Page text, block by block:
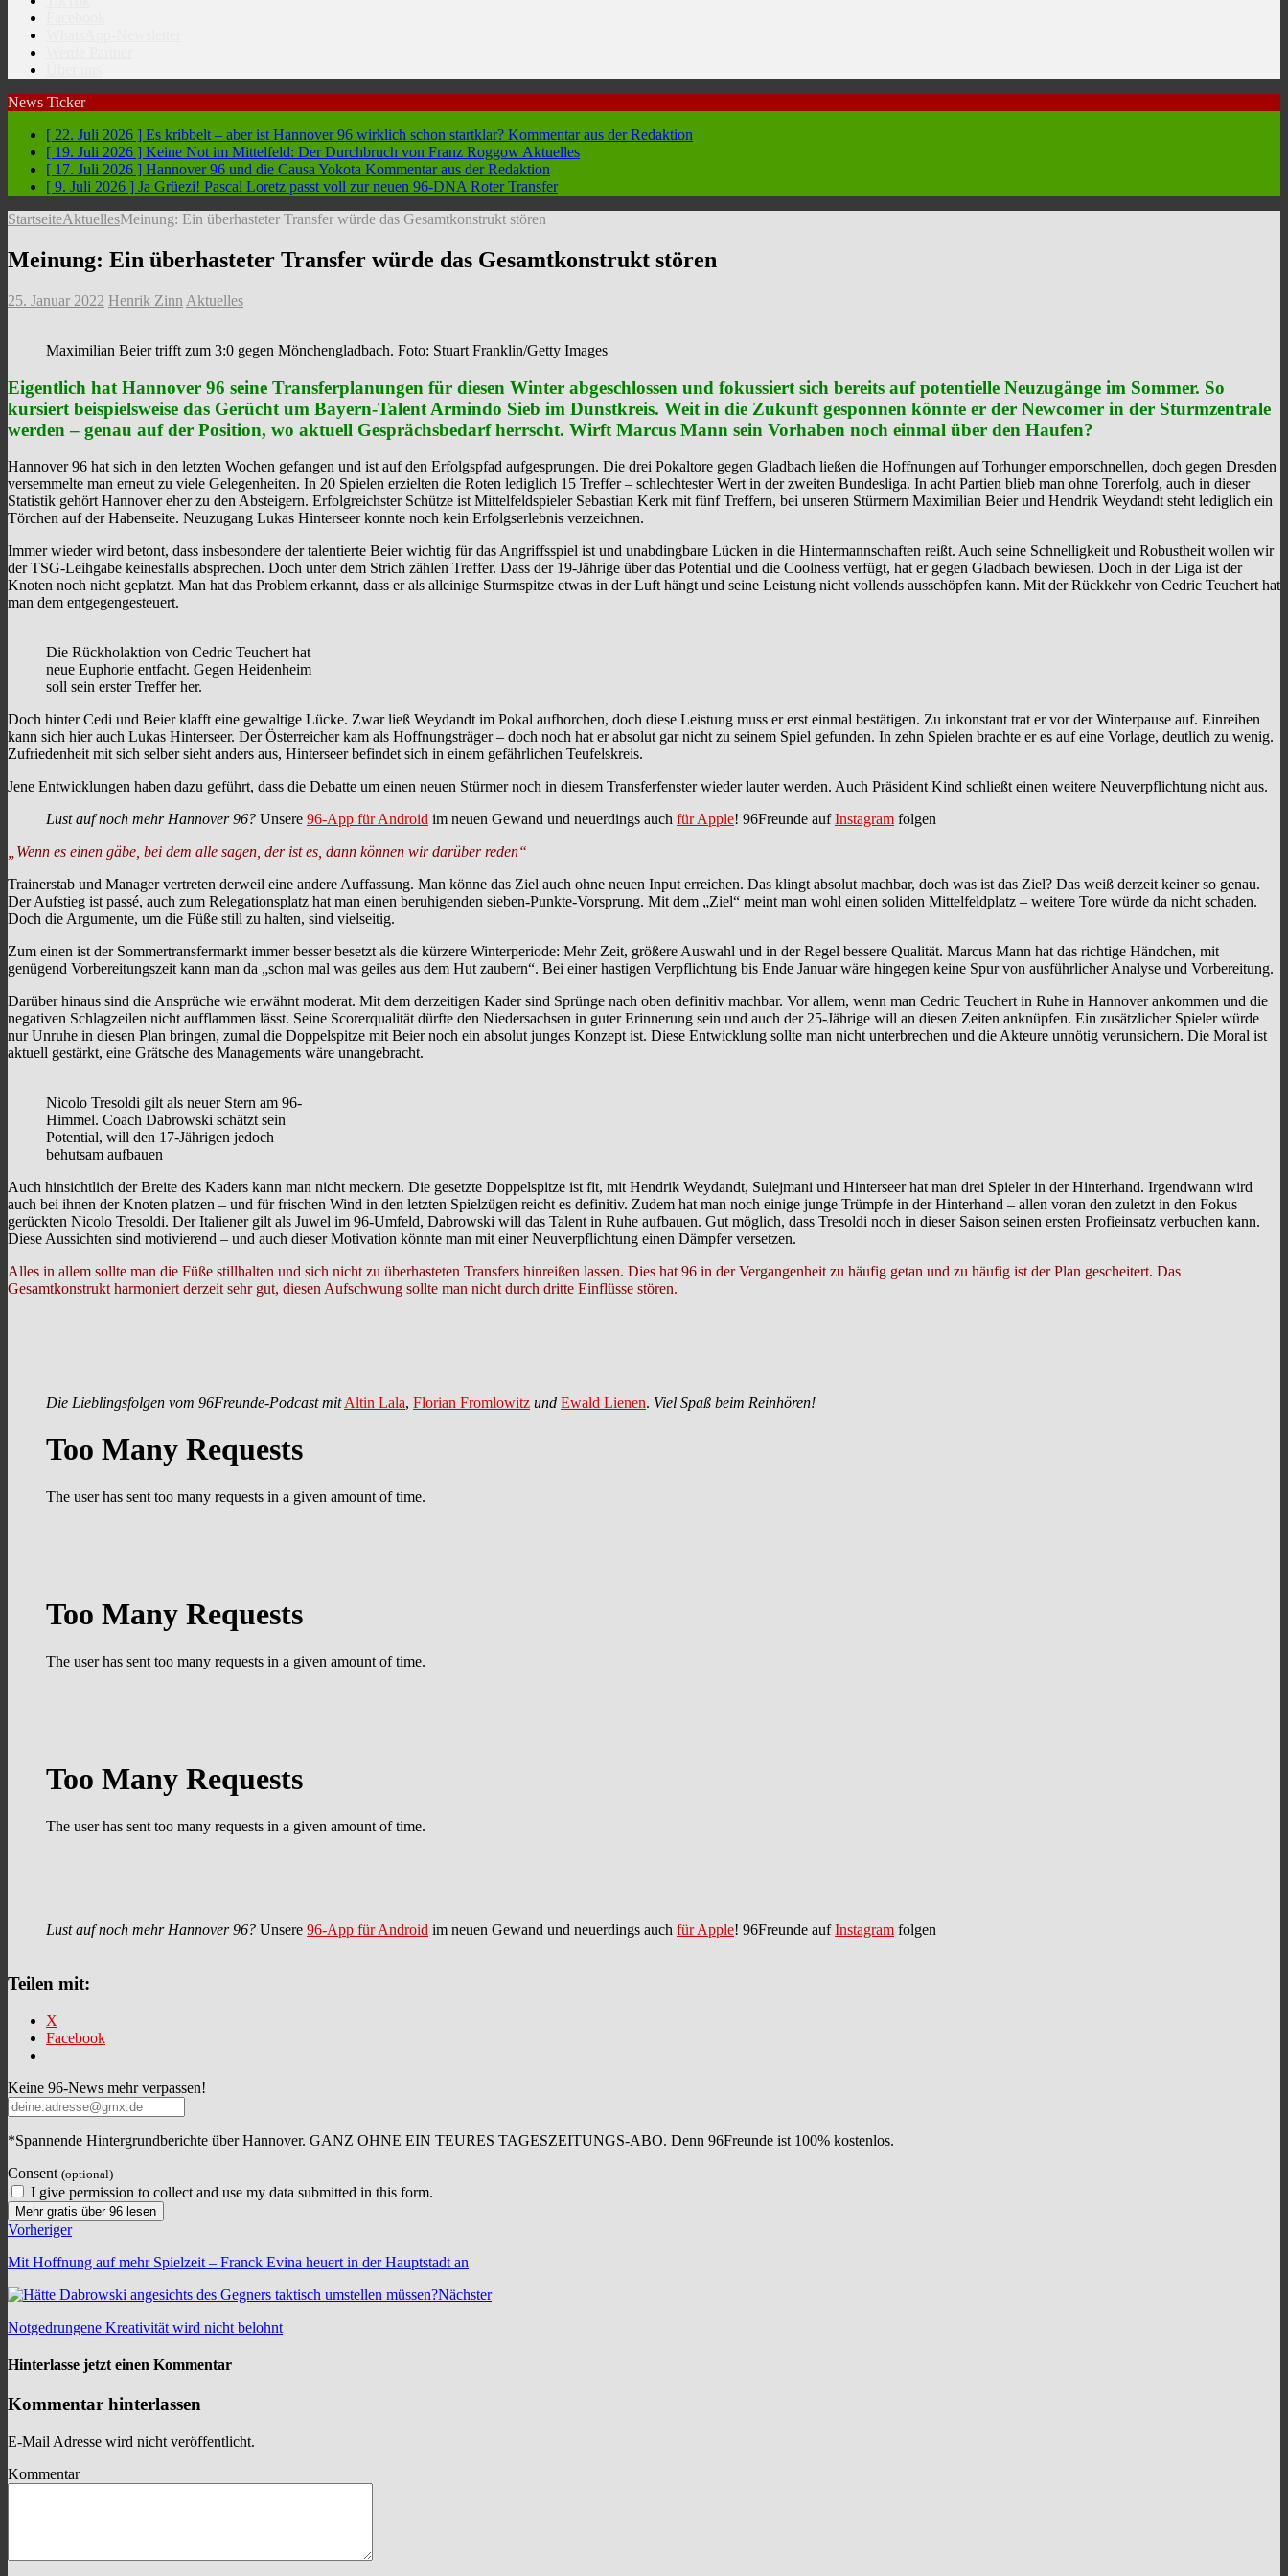
News Ticker
[ 22. Juli 2026 ] Es kribbelt – aber ist Hannover 96 wirklich schon startklar? Kommentar aus der Redaktion
[ 19. Juli 2026 ] Keine Not im Mittelfeld: Der Durchbruch von Franz Roggow Aktuelles
[ 17. Juli 2026 ] Hannover 96 und die Causa Yokota Kommentar aus der Redaktion
[ 9. Juli 2026 ] Ja Grüezi! Pascal Loretz passt voll zur neuen 96-DNA Roter Transfer
StartseiteAktuellesMeinung: Ein überhasteter Transfer würde das Gesamtkonstrukt stören
Meinung: Ein überhasteter Transfer würde das Gesamtkonstrukt stören
25. Januar 2022 Henrik Zinn Aktuelles
Maximilian Beier trifft zum 3:0 gegen Mönchengladbach. Foto: Stuart Franklin/Getty Images
Eigentlich hat Hannover 96 seine Transferplanungen für diesen Winter abgeschlossen und fokussiert sich bereits auf potentielle Neuzugänge im Sommer. So
kursiert beispielsweise das Gerücht um Bayern-Talent Armindo Sieb im Dunstkreis. Weit in die Zukunft gesponnen könnte er der Newcomer in der Sturmzentrale
werden – genau auf der Position, wo aktuell Gesprächsbedarf herrscht. Wirft Marcus Mann sein Vorhaben noch einmal über den Haufen?
Hannover 96 hat sich in den letzten Wochen gefangen und ist auf den Erfolgspfad aufgesprungen. Die drei Pokaltore gegen Gladbach ließen die Hoffnungen auf Torhunger emporschnellen, doch gegen Dresden
versemmelte man erneut zu viele Gelegenheiten. In 20 Spielen erzielten die Roten lediglich 15 Treffer – schlechtester Wert in der zweiten Bundesliga. In acht Partien blieb man ohne Torerfolg, auch in dieser
Statistik gehört Hannover eher zu den Absteigern. Erfolgreichster Schütze ist Mittelfeldspieler Sebastian Kerk mit fünf Treffern, bei unseren Stürmern Maximilian Beier und Hendrik Weydandt steht lediglich ein
Törchen auf der Habenseite. Neuzugang Lukas Hinterseer konnte noch kein Erfolgserlebnis verzeichnen.
Immer wieder wird betont, dass insbesondere der talentierte Beier wichtig für das Angriffsspiel ist und unabdingbare Lücken in die Hintermannschaften reißt. Auch seine Schnelligkeit und Robustheit wollen wir
der TSG-Leihgabe keinesfalls absprechen. Doch unter dem Strich zählen Treffer. Dass der 19-Jährige über das Potential und die Coolness verfügt, hat er gegen Gladbach bewiesen. Doch in der Liga ist der
Knoten noch nicht geplatzt. Man hat das Problem erkannt, dass er als alleinige Sturmspitze etwas in der Luft hängt und seine Leistung nicht vollends ausschöpfen kann. Mit der Rückkehr von Cedric Teuchert hat
man dem entgegengesteuert.
Die Rückholaktion von Cedric Teuchert hat
neue Euphorie entfacht. Gegen Heidenheim
soll sein erster Treffer her.
Doch hinter Cedi und Beier klafft eine gewaltige Lücke. Zwar ließ Weydandt im Pokal aufhorchen, doch diese Leistung muss er erst einmal bestätigen. Zu inkonstant trat er vor der Winterpause auf. Einreihen
kann sich hier auch Lukas Hinterseer. Der Österreicher kam als Hoffnungsträger – doch noch hat er absolut gar nicht zu seinem Spiel gefunden. In zehn Spielen brachte er es auf eine Vorlage, deutlich zu wenig.
Zufriedenheit mit sich selber sieht anders aus, Hinterseer befindet sich in einem gefährlichen Teufelskreis.
Jene Entwicklungen haben dazu geführt, dass die Debatte um einen neuen Stürmer noch in diesem Transferfenster wieder lauter werden. Auch Präsident Kind schließt einen weitere Neuverpflichtung nicht aus.
Lust auf noch mehr Hannover 96? Unsere 96-App für Android im neuen Gewand und neuerdings auch für Apple! 96Freunde aufInstagram folgen
„Wenn es einen gäbe, bei dem alle sagen, der ist es, dann können wir darüber reden“
Trainerstab und Manager vertreten derweil eine andere Auffassung. Man könne das Ziel auch ohne neuen Input erreichen. Das klingt absolut machbar, doch was ist das Ziel? Das weiß derzeit keiner so genau.
Der Aufstieg ist passé, auch zum Relegationsplatz hat man einen beruhigenden sieben-Punkte-Vorsprung. Mit dem „Ziel“ meint man wohl einen soliden Mittelfeldplatz – weitere Tore würde da nicht schaden.
Doch die Argumente, um die Füße still zu halten, sind vielseitig.
Zum einen ist der Sommertransfermarkt immer besser besetzt als die kürzere Winterperiode: Mehr Zeit, größere Auswahl und in der Regel bessere Qualität. Marcus Mann hat das richtige Händchen, mit
genügend Vorbereitungszeit kann man da „schon mal was geiles aus dem Hut zaubern“. Bei einer hastigen Verpflichtung bis Ende Januar wäre hingegen keine Spur von ausführlicher Analyse und Vorbereitung.
Darüber hinaus sind die Ansprüche wie erwähnt moderat. Mit dem derzeitigen Kader sind Sprünge nach oben definitiv machbar. Vor allem, wenn man Cedric Teuchert in Ruhe in Hannover ankommen und die
negativen Schlagzeilen nicht aufflammen lässt. Seine Scorerqualität dürfte den Niedersachsen in guter Erinnerung sein und auch der 25-Jährige will an diesen Zeiten anknüpfen. Ein zusätzlicher Spieler würde
nur Unruhe in diesen Plan bringen, zumal die Doppelspitze mit Beier noch ein absolut junges Konzept ist. Diese Entwicklung sollte man nicht unterbrechen und die Akteure unnötig verunsichern. Die Moral ist
aktuell gestärkt, eine Grätsche des Managements wäre unangebracht.
Nicolo Tresoldi gilt als neuer Stern am 96-
Himmel. Coach Dabrowski schätzt sein
Potential, will den 17-Jährigen jedoch
behutsam aufbauen
Auch hinsichtlich der Breite des Kaders kann man nicht meckern. Die gesetzte Doppelspitze ist fit, mit Hendrik Weydandt, Sulejmani und Hinterseer hat man drei Spieler in der Hinterhand. Irgendwann wird
auch bei ihnen der Knoten platzen – und für frischen Wind in den letzten Spielzügen reicht es definitiv. Zudem hat man noch einige junge Trümpfe in der Hinterhand – allen voran den zuletzt in den Fokus
gerückten Nicolo Tresoldi. Der Italiener gilt als Juwel im 96-Umfeld, Dabrowski will das Talent in Ruhe aufbauen. Gut möglich, dass Tresoldi noch in dieser Saison seinen ersten Profieinsatz verbuchen kann.
Diese Aussichten sind motivierend – und auch dieser Motivation könnte man mit einer Neuverpflichtung einen Dämpfer versetzen.
Alles in allem sollte man die Füße stillhalten und sich nicht zu überhasteten Transfers hinreißen lassen. Dies hat 96 in der Vergangenheit zu häufig getan und zu häufig ist der Plan gescheitert. Das
Gesamtkonstrukt harmoniert derzeit sehr gut, diesen Aufschwung sollte man nicht durch dritte Einflüsse stören.
Die Lieblingsfolgen vom 96Freunde-Podcast mit Altin Lala, Florian Fromlowitz und Ewald Lienen. Viel Spaß beim Reinhören!
Lust auf noch mehr Hannover 96? Unsere 96-App für Android im neuen Gewand und neuerdings auch für Apple! 96Freunde aufInstagram folgen
Teilen mit:
X
Facebook
Keine 96-News mehr verpassen!
*Spannende Hintergrundberichte über Hannover. GANZ OHNE EIN TEURES TAGESZEITUNGS-ABO. Denn 96Freunde ist 100% kostenlos.
Consent (optional)
I give permission to collect and use my data submitted in this form.
Mehr gratis über 96 lesen
Vorheriger
Mit Hoffnung auf mehr Spielzeit – Franck Evina heuert in der Hauptstadt an
Nächster
Notgedrungene Kreativität wird nicht belohnt
Hinterlasse jetzt einen Kommentar
Kommentar hinterlassen
E-Mail Adresse wird nicht veröffentlicht.
Kommentar